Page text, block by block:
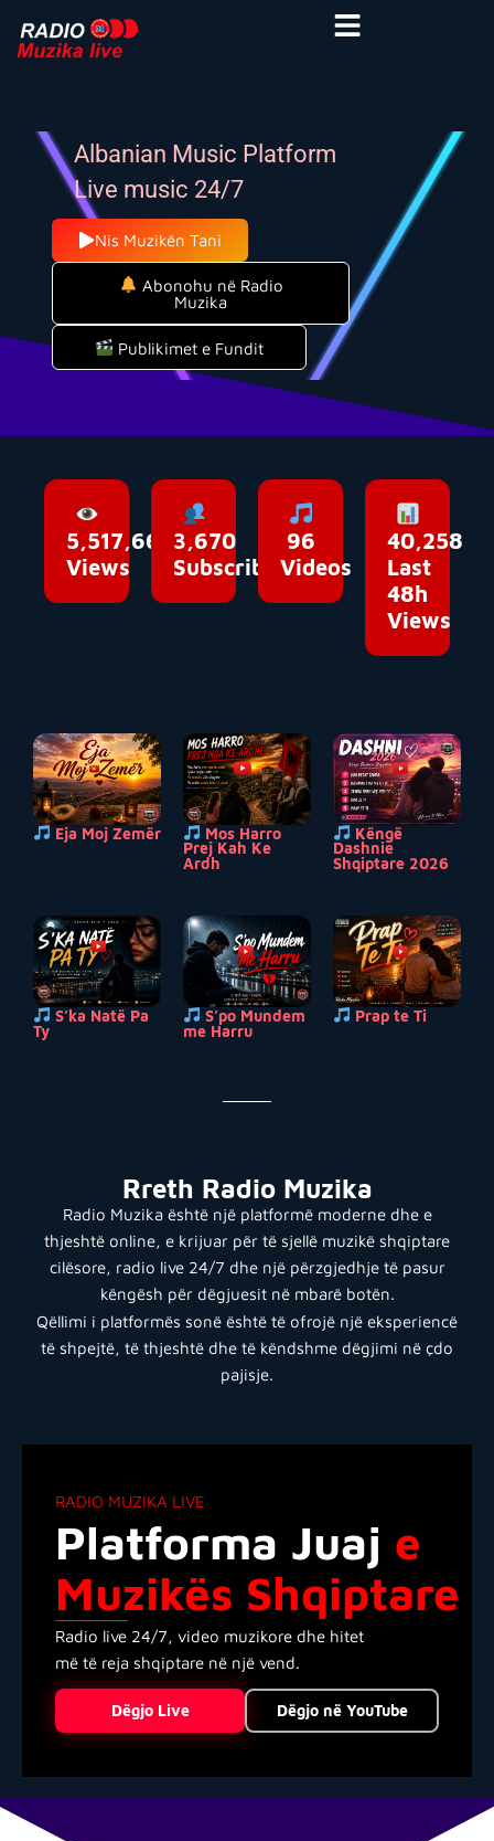
Albanian Music Platform
Live music 24/7
Nis Muzikën Tani
Abonohu në Radio
Muzika
Publikimet e Fundit
5,517,662
Views
3,670
Subscribers
96
Videos
40,258
Last
48h
Views
Eja Moj Zemër
Mos Harro
Prej Kah Ke
Ardh
Këngë
Dashnie
Shqiptare 2026
S’ka Natë Pa
Ty
S’po Mundem
me Harru
Prap te Ti
Rreth Radio Muzika
Radio Muzika është një platformë moderne dhe e
thjeshtë online, e krijuar për të sjellë muzikë shqiptare
cilësore, radio live 24/7 dhe një përzgjedhje të pasur
këngësh për dëgjuesit në mbarë botën.
Qëllimi i platformës sonë është të ofrojë një eksperiencë
të shpejtë, të thjeshtë dhe të këndshme dëgjimi në çdo
pajisje.
RADIO MUZIKA LIVE
Platforma Juaj e
Muzikës Shqiptare
Radio live 24/7, video muzikore dhe hitet
më të reja shqiptare në një vend.
Dëgjo Live Dëgjo në YouTube